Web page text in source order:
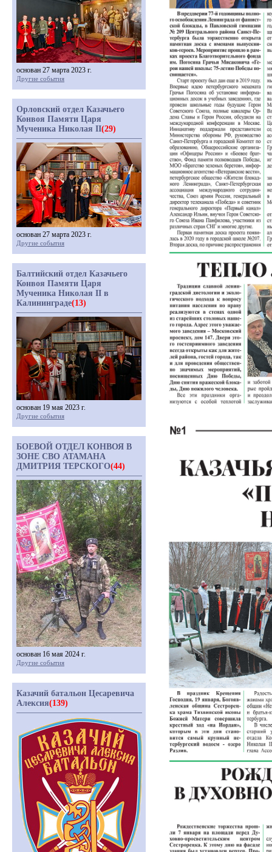
основан 27 марта 2023 г.
Другие события
Орловский отдел Казачьего
Конвоя Памяти Царя
Мученика Николая II(29)
основан 27 марта 2023 г.
Другие события
Балтийский отдел Казачьего
Конвоя Памяти Царя
Мученика Николая II в
Калининграде(13)
основан 19 мая 2023 г.
Другие события
БОЕВОЙ ОТДЕЛ КОНВОЯ В
ЗОНЕ СВО АТАМАНА
ДМИТРИЯ ТЕРСКОГО(44)
основан 16 мая 2024 г.
Другие события
Казачий батальон Цесаревича
Алексия(139)